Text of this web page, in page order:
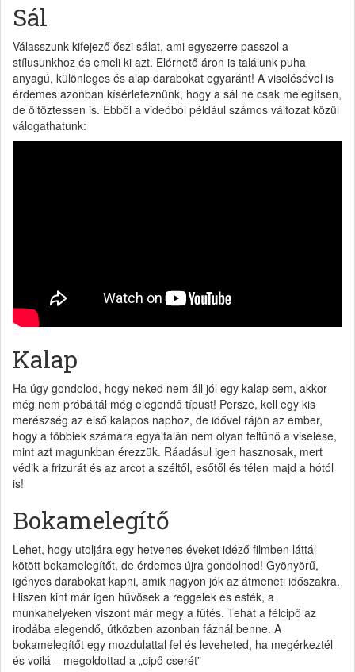
Sál
Válasszunk kifejező őszi sálat, ami egyszerre passzol a
stílusunkhoz és emeli ki azt. Elérhető áron is találunk puha
anyagú, különleges és alap darabokat egyaránt! A viselésével is
érdemes azonban kísérleteznünk, hogy a sál ne csak melegítsen,
de öltöztessen is. Ebből a videóból például számos változat közül
válogathatunk:
Kalap
Ha úgy gondolod, hogy neked nem áll jól egy kalap sem, akkor
még nem próbáltál még elegendő típust! Persze, kell egy kis
merészség az első kalapos naphoz, de idővel rájön az ember,
hogy a többiek számára egyáltalán nem olyan feltűnő a viselése,
mint azt magunkban érezzük. Ráadásul igen hasznosak, mert
védik a frizurát és az arcot a széltől, esőtől és télen majd a hótól
is!
Bokamelegítő
Lehet, hogy utoljára egy hetvenes éveket idéző filmben láttál
kötött bokamelegítőt, de érdemes újra gondolnod! Gyönyörű,
igényes darabokat kapni, amik nagyon jók az átmeneti időszakra.
Hiszen kint már igen hűvösek a reggelek és esték, a
munkahelyeken viszont már megy a fűtés. Tehát a félcipő az
irodába elegendő, útközben azonban fáznál benne. A
bokamelegítőt egy mozdulattal fel és leveheted, ha megérkeztél
és voilá – megoldottad a „cipő cserét”